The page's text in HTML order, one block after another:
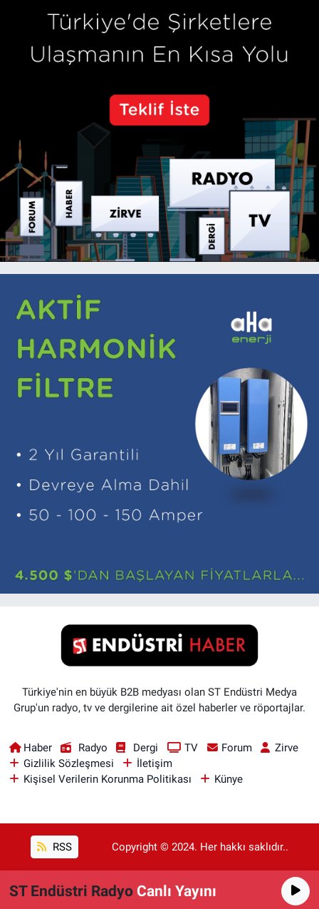
Türkiye'nin en büyük B2B medyası olan ST Endüstri Medya
Grup'un radyo, tv ve dergilerine ait özel haberler ve röportajlar.
Haber Radyo Dergi TV Forum
Zirve
Gizlilik Sözleşmesi
İletişim
Kişisel Verilerin Korunma Politikası
Künye
RSS Copyright © 2024. Her hakkı saklıdır..
Haber Yazılımı: TE Bilişim
ST Endüstri Radyo Canlı Yayını